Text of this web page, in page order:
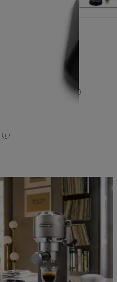
standard à partir de 49 €